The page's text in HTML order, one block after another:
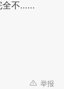
不......
举报